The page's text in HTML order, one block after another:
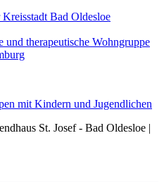
Bad Oldesloe
und therapeutische Wohngruppe
mit Kindern und Jugendlichen
St. Josef - Bad Oldesloe |